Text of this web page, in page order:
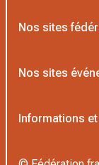
Nos sites
Nos sites
Informations